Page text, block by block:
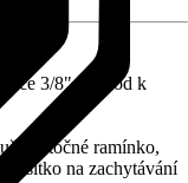
3/8", Návod k
Otočné ramínko,
sítko na zachytávání